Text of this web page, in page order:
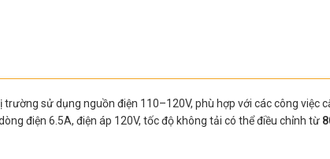
sử dụng nguồn điện 110–120V, phù hợp với các công việc
điện 6.5A, điện áp 120V, tốc độ không tải có thể điều chỉnh từ